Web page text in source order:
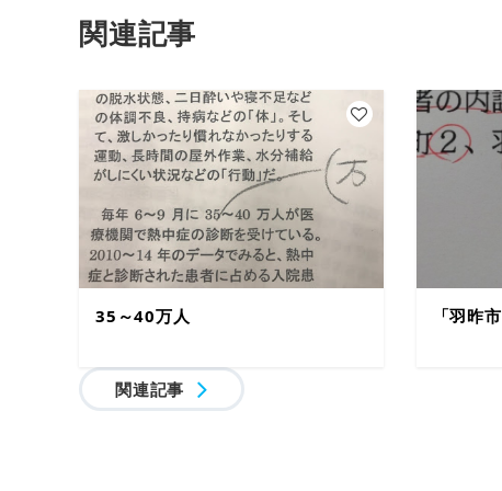
関連記事
35～40万人 「羽昨
関連記事